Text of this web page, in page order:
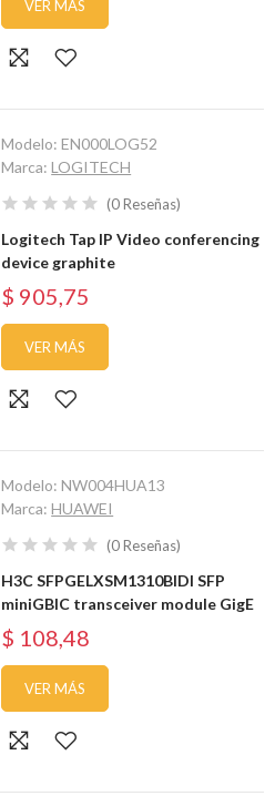
VER MÁS
Modelo:EN000LOG52
Marca:LOGITECH
(0Reseñas)
Logitech Tap IP Video conferencing
device graphite
$ 905,75
VER MÁS
Modelo:NW004HUA13
Marca:HUAWEI
(0Reseñas)
H3C SFPGELXSM1310BIDI SFP
miniGBIC transceiver module GigE
$ 108,48
VER MÁS